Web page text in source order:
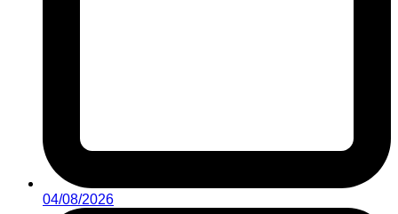
04/08/2026